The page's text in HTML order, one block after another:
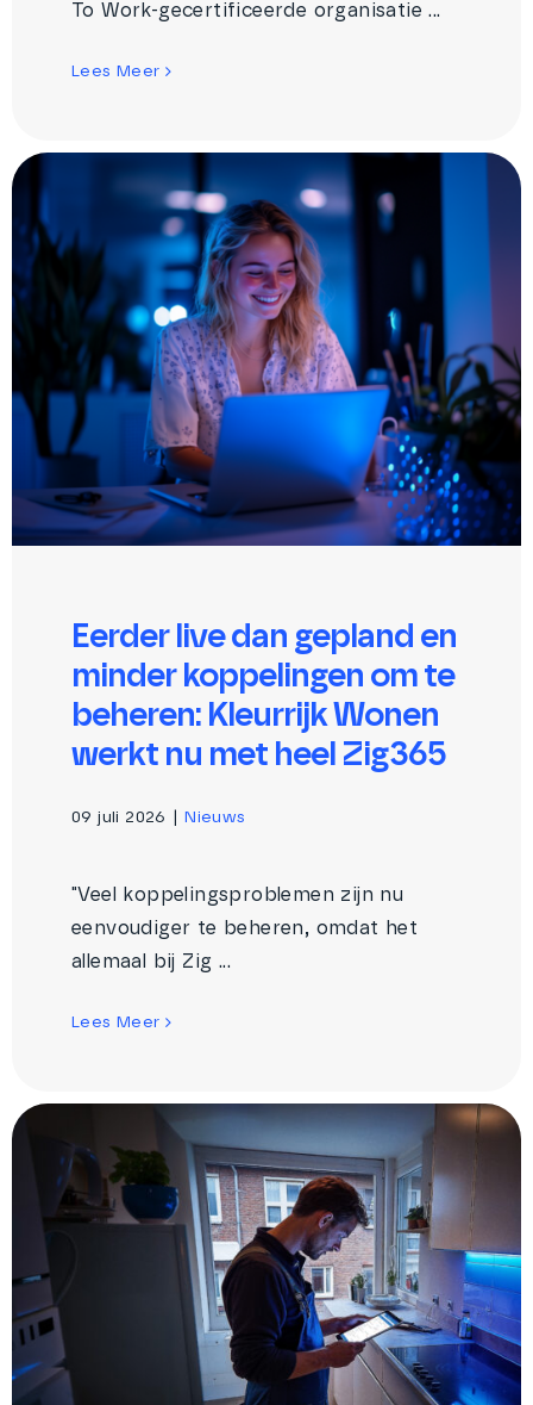
To Work-gecertificeerde organisatie ...
Lees Meer
Eerder live dan gepland en
minder koppelingen om te
beheren: Kleurrijk Wonen
werkt nu met heel Zig365
09 juli 2026 Nieuws
"Veel koppelingsproblemen zijn nu
eenvoudiger te beheren, omdat het
allemaal bij Zig ...
Lees Meer